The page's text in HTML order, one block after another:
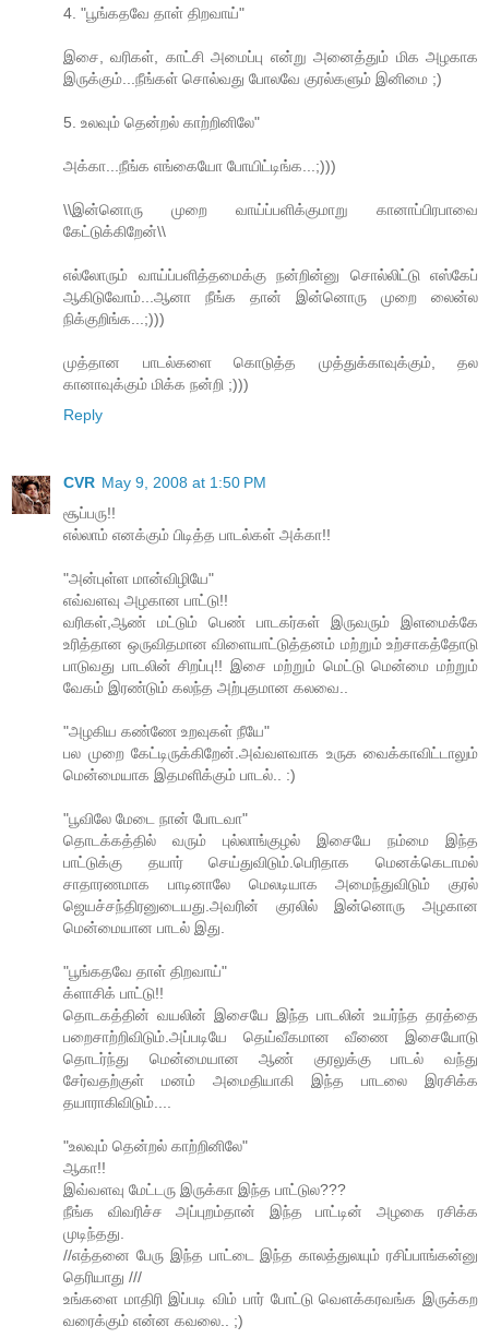
4. "பூங்கதவே தாள் திறவாய்"
இசை, வரிகள், காட்சி அமைப்பு என்று அனைத்தும் மிக அழகாக
இருக்கும்...நீங்கள் சொல்வது போலவே குரல்களும் இனிமை ;)
5. உலவும் தென்றல் காற்றினிலே"
அக்கா...நீங்க எங்கையோ போயிட்டிங்க...;)))
\\இன்னொரு முறை வாய்ப்பளிக்குமாறு கானாப்பிரபாவை
கேட்டுக்கிறேன்\\
எல்லோரும் வாய்ப்பளித்தமைக்கு நன்றின்னு சொல்லிட்டு எஸ்கேப்
ஆகிடுவோம்...ஆனா நீங்க தான் இன்னொரு முறை லைன்ல
நிக்குறிங்க...;)))
முத்தான பாடல்களை கொடுத்த முத்துக்காவுக்கும், தல
கானாவுக்கும் மிக்க நன்றி ;)))
Reply
CVR May 9, 2008 at 1:50 PM
சூப்பரு!!
எல்லாம் எனக்கும் பிடித்த பாடல்கள் அக்கா!!
"அன்புள்ள மான்விழியே"
எவ்வளவு அழகான பாட்டு!!
வரிகள்,ஆண் மட்டும் பெண் பாடகர்கள் இருவரும் இளமைக்கே
உரித்தான ஒருவிதமான விளையாட்டுத்தனம் மற்றும் உற்சாகத்தோடு
பாடுவது பாடலின் சிறப்பு!! இசை மற்றும் மெட்டு மென்மை மற்றும்
வேகம் இரண்டும் கலந்த அற்புதமான கலவை..
"அழகிய கண்ணே உறவுகள் நீயே"
பல முறை கேட்டிருக்கிறேன்.அவ்வளவாக உருக வைக்காவிட்டாலும்
மென்மையாக இதமளிக்கும் பாடல்.. :)
"பூவிலே மேடை நான் போடவா"
தொடக்கத்தில் வரும் புல்லாங்குழல் இசையே நம்மை இந்த
பாட்டுக்கு தயார் செய்துவிடும்.பெரிதாக மெனக்கெடாமல்
சாதாரணமாக பாடினாலே மெலடியாக அமைந்துவிடும் குரல்
ஜெயச்சந்திரனுடையது.அவரின் குரலில் இன்னொரு அழகான
மென்மையான பாடல் இது.
"பூங்கதவே தாள் திறவாய்"
க்ளாசிக் பாட்டு!!
தொடகத்தின் வயலின் இசையே இந்த பாடலின் உயர்ந்த தரத்தை
பறைசாற்றிவிடும்.அப்படியே தெய்வீகமான வீணை இசையோடு
தொடர்ந்து மென்மையான ஆண் குரலுக்கு பாடல் வந்து
சேர்வதற்குள் மனம் அமைதியாகி இந்த பாடலை இரசிக்க
தயாராகிவிடும்....
"உலவும் தென்றல் காற்றினிலே"
ஆகா!!
இவ்வளவு மேட்டரு இருக்கா இந்த பாட்டுல???
நீங்க விவரிச்ச அப்புறம்தான் இந்த பாட்டின் அழகை ரசிக்க
முடிந்தது.
//எத்தனை பேரு இந்த பாட்டை இந்த காலத்துலயும் ரசிப்பாங்கன்னு
தெரியாது ///
உங்களை மாதிரி இப்படி விம் பார் போட்டு வெளக்கரவங்க இருக்கற
வரைக்கும் என்ன கவலை.. ;)